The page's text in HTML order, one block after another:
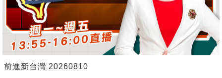
前進新台灣 20260810